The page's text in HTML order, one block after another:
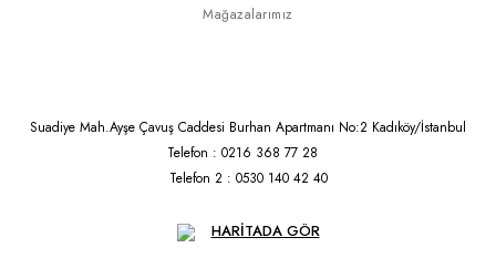
Mağazalarımız
Suadiye Mah.Ayşe Çavuş Caddesi Burhan Apartmanı No:2 Kadıköy/İstanbul
Telefon : 0216 368 77 28
Telefon 2 : 0530 140 42 40
HARİTADA GÖR